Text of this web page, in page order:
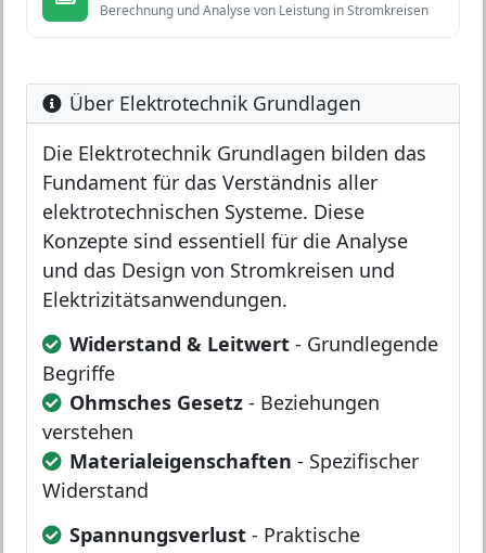
Berechnung und Analyse von Leistung in Stromkreisen
Über Elektrotechnik Grundlagen
Die Elektrotechnik Grundlagen bilden das
Fundament für das Verständnis aller
elektrotechnischen Systeme. Diese
Konzepte sind essentiell für die Analyse
und das Design von Stromkreisen und
Elektrizitätsanwendungen.
Widerstand & Leitwert - Grundlegende
Begriffe
Ohmsches Gesetz - Beziehungen
verstehen
Materialeigenschaften - Spezifischer
Widerstand
Spannungsverlust - Praktische